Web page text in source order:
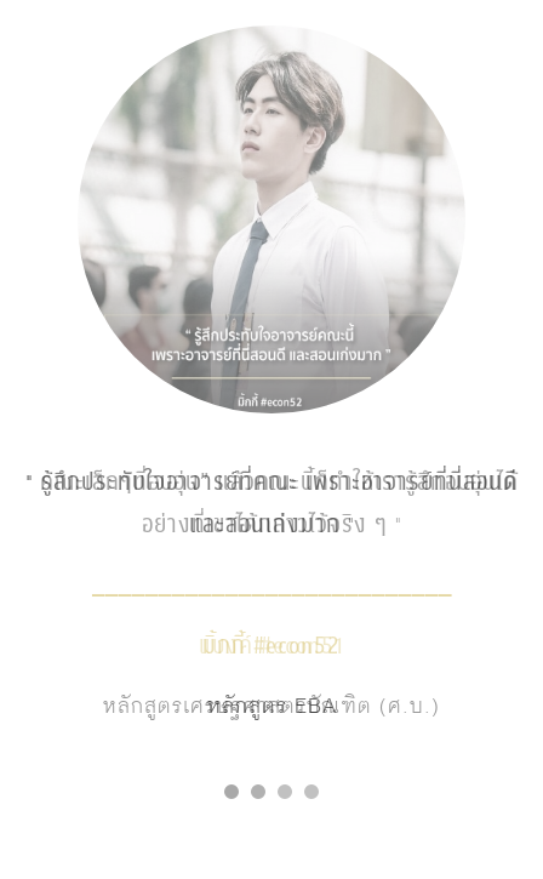
" คณะเล็กๆที่อบอุ่น” แล้วคณะนี้ก็ทำให้เรารู้สึกอบอุ่นได้
อย่างที่เขาได้กล่าวไว้จริง ๆ "
___________________________
แบงค์ #econ51
หลักสูตรเศรษฐศาสตรบัณฑิต (ศ.บ.)